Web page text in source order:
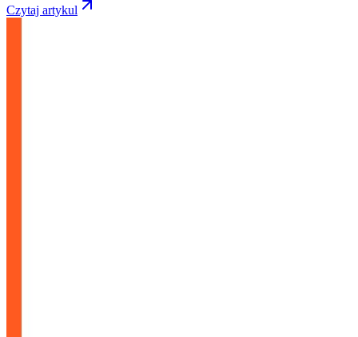
Czytaj artykul